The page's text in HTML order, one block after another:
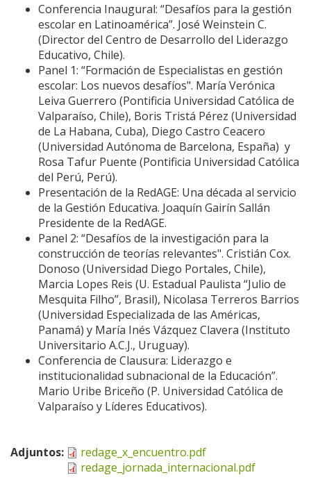
Conferencia Inaugural: “Desafíos para la gestión
escolar en Latinoamérica”. José Weinstein C.
(Director del Centro de Desarrollo del Liderazgo
Educativo, Chile).
Panel 1: “Formación de Especialistas en gestión
escolar: Los nuevos desafíos". María Verónica
Leiva Guerrero (Pontificia Universidad Católica de
Valparaíso, Chile), Boris Tristá Pérez (Universidad
de La Habana, Cuba), Diego Castro Ceacero
(Universidad Autónoma de Barcelona, España) y
Rosa Tafur Puente (Pontificia Universidad Católica
del Perú, Perú).
Presentación de la RedAGE: Una década al servicio
de la Gestión Educativa. Joaquín Gairín Sallán
Presidente de la RedAGE.
Panel 2: “Desafíos de la investigación para la
construcción de teorías relevantes". Cristián Cox.
Donoso (Universidad Diego Portales, Chile),
Marcia Lopes Reis (U. Estadual Paulista “Julio de
Mesquita Filho”, Brasil), Nicolasa Terreros Barrios
(Universidad Especializada de las Américas,
Panamá) y María Inés Vázquez Clavera (Instituto
Universitario A.C.J., Uruguay).
Conferencia de Clausura: Liderazgo e
institucionalidad subnacional de la Educación”.
Mario Uribe Briceño (P. Universidad Católica de
Valparaíso y Líderes Educativos).
Adjuntos:
redage_x_encuentro.pdf
redage_jornada_internacional.pdf